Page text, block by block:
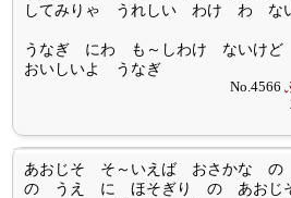
してみりゃ うれしい わけ わ な
うなぎ にわ も～しわけ ないけど
おいしいよ うなぎ
No.4566
あおじそ そ～いえば おさかな の
の うえ に ほそぎり の あおじ